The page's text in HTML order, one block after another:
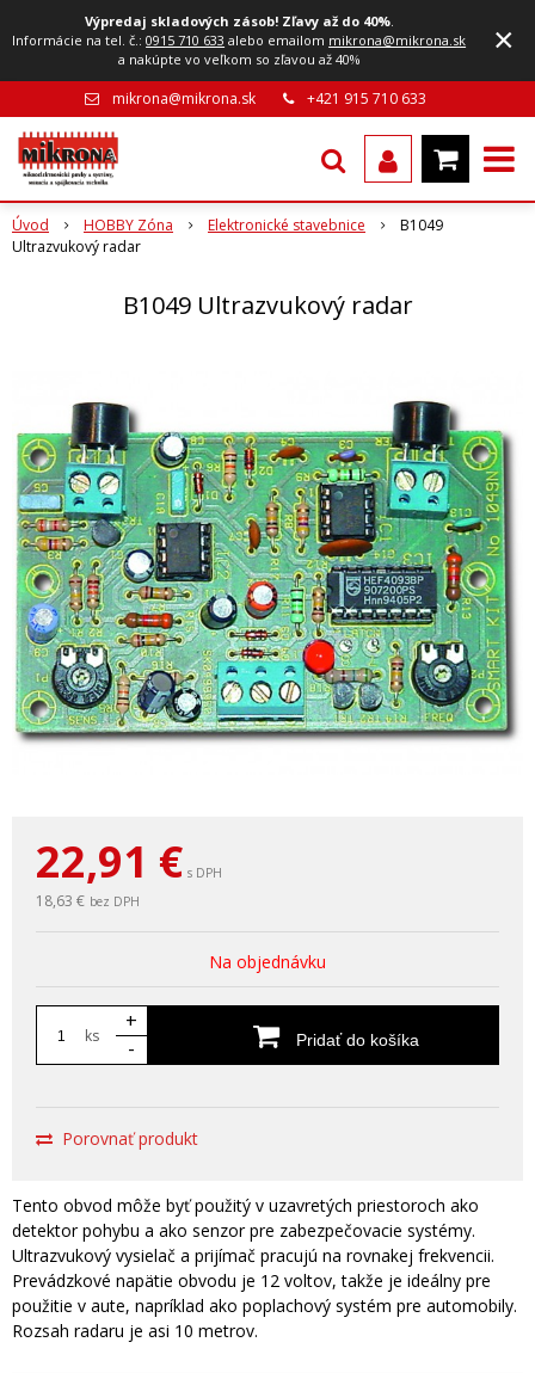
Výpredaj skladových zásob! Zľavy až do 40%.
Informácie na tel. č.:0915 710 633 alebo emailom mikrona@mikrona.sk
a nakúpte vo veľkom so zľavou až 40%
×
mikrona@mikrona.sk +421 915 710 633
Úvod HOBBY Zóna Elektronické stavebnice
B1049
Ultrazvukový radar
B1049 Ultrazvukový radar
22,91 € s DPH
18,63 € bez DPH
Na objednávku
ks
+
-
Pridať do košíka
Porovnať produkt
Tento obvod môže byť použitý v uzavretých priestoroch ako
detektor pohybu a ako senzor pre zabezpečovacie systémy.
Ultrazvukový vysielač a prijímač pracujú na rovnakej frekvencii.
Prevádzkové napätie obvodu je 12 voltov, takže je ideálny pre
použitie v aute, napríklad ako poplachový systém pre automobily.
Rozsah radaru je asi 10 metrov.